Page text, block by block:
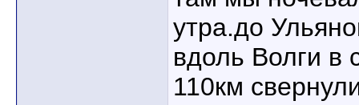
утра.до
вдоль Волги в
110км